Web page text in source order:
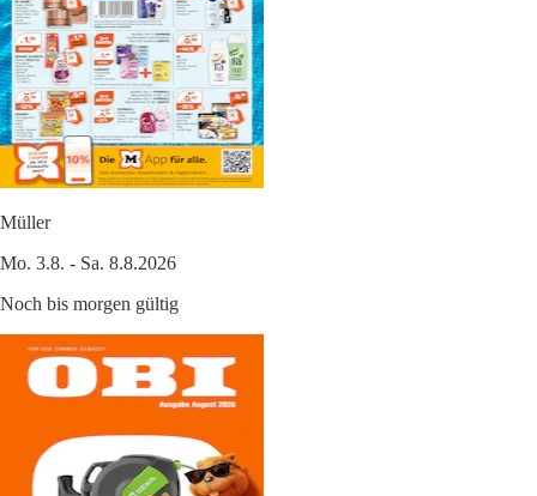
Müller
Mo. 3.8. - Sa. 8.8.2026
Noch bis morgen gültig